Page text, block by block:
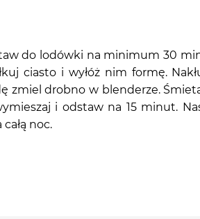
do lodówki na minimum 30
ciasto i wyłóż nim formę.
zmiel drobno w blenderze.
i odstaw na 15 minut.
noc.